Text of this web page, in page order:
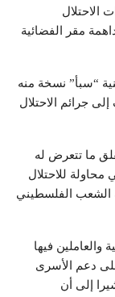
الاحتلال
مقر الفضائية
“سبأ” نسخة منه
جرائم الاحتلال
ما تتعرض له
محاولة للاحتلال
الشعب الفلسطيني
والعاملين فيها
على دعم الأسرى
إلى أن